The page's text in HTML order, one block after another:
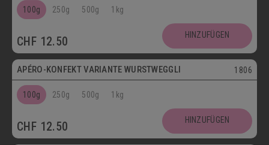
100g 250g 500g 1kg
CHF 12.50 HINZUFÜGEN
APÉRO-KONFEKT VARIANTE WURSTWEGGLI 1806
100g 250g 500g 1kg
CHF 12.50 HINZUFÜGEN